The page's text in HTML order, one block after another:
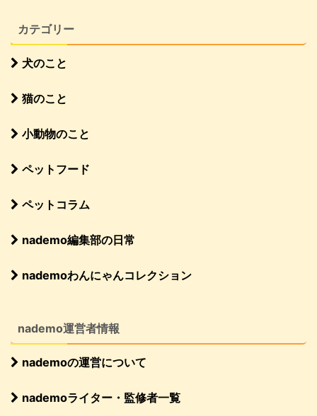
カテゴリー
犬のこと
猫のこと
小動物のこと
ペットフード
ペットコラム
nademo編集部の日常
nademoわんにゃんコレクション
nademo運営者情報
nademoの運営について
nademoライター・監修者一覧